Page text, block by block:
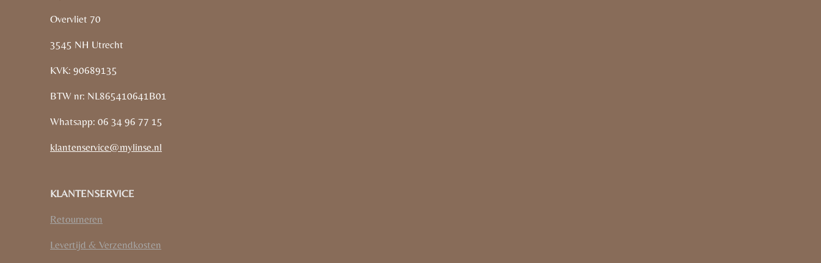
Overvliet 70
3545 NH Utrecht
KVK: 90689135
BTW nr: NL865410641B01
Whatsapp: 06 34 96 77 15
klantenservice@mylinse.nl
KLANTENSERVICE
Retourneren
Levertijd & Verzendkosten